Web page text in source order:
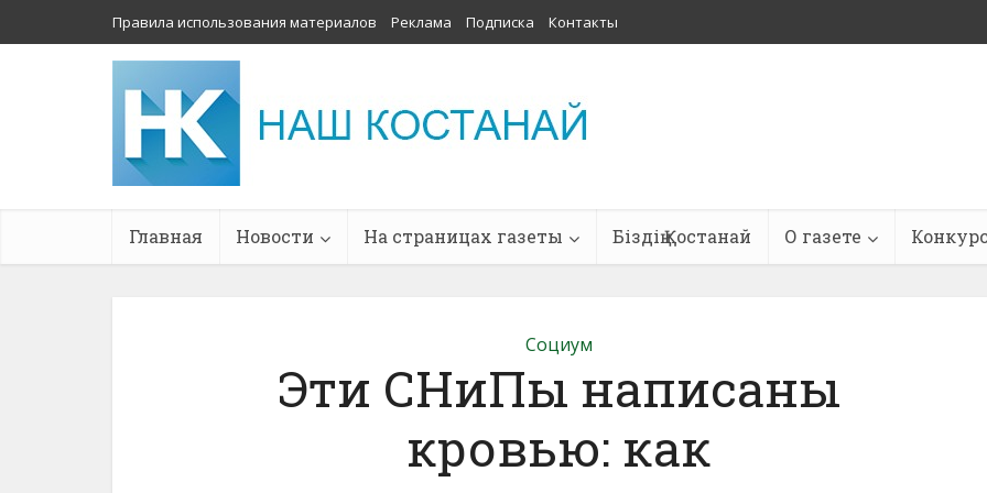
Правила использования материалов Реклама Подписка Контакты
Главная Новости На страницах газеты Біздің Қостанай О газете
Социум
Эти СНиПы написаны
кровью: как